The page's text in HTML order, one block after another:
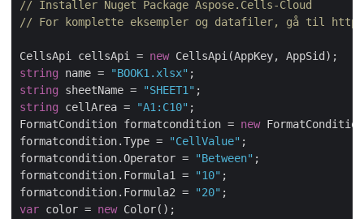
// Installer Nuget Package Aspose.Cells-Cloud
// For komplette eksempler og datafiler, gå til
CellsApi cellsApi = new
string name = "BOOK1.xlsx"
string sheetName = "SHEET1"
string cellArea = "A1:C10" ;
FormatCondition formatcondition = new
formatcondition.Type =
"CellValue" ;
formatcondition.Operator =
"Between" ;
formatcondition.Formula1 =
"10" ;
formatcondition.Formula2 =
"20"
var color = new Color();